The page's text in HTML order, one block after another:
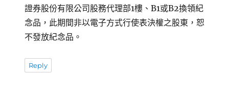
證券股份有限公司股務代理部1樓、B1或B2換領紀
念品，此期間非以電子方式行使表決權之股東，恕
不發放紀念品。
Reply